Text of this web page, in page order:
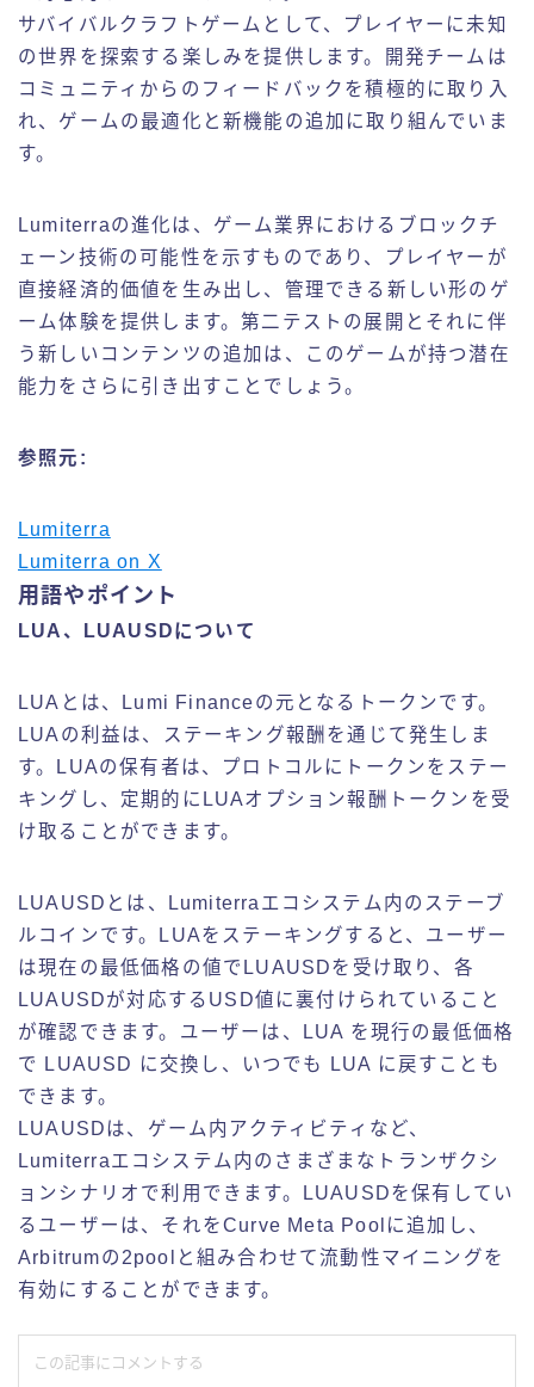
サバイバルクラフトゲームとして、プレイヤーに未知
の世界を探索する楽しみを提供します。開発チームは
コミュニティからのフィードバックを積極的に取り入
れ、ゲームの最適化と新機能の追加に取り組んでいま
す。
Lumiterraの進化は、ゲーム業界におけるブロックチ
ェーン技術の可能性を示すものであり、プレイヤーが
直接経済的価値を生み出し、管理できる新しい形のゲ
ーム体験を提供します。第二テストの展開とそれに伴
う新しいコンテンツの追加は、このゲームが持つ潜在
能力をさらに引き出すことでしょう。
参照元:
Lumiterra
Lumiterra on X
用語やポイント
LUA、LUAUSDについて
LUAとは、Lumi Financeの元となるトークンです。
LUAの利益は、ステーキング報酬を通じて発生しま
す。LUAの保有者は、プロトコルにトークンをステー
キングし、定期的にLUAオプション報酬トークンを受
け取ることができます。
LUAUSDとは、Lumiterraエコシステム内のステーブ
ルコインです。
LUAをステーキングすると、ユーザー
は現在の最低価格の値でLUAUSDを受け取り、各
LUAUSDが対応するUSD値に裏付けられていること
が確認できます。ユーザーは、LUA を現行の最低価格
で LUAUSD に交換し、いつでも LUA に戻すことも
できます。
LUAUSDは、ゲーム内アクティビティなど、
Lumiterraエコシステム内のさまざまなトランザクシ
ョンシナリオで利用できます。LUAUSDを保有してい
るユーザーは、それをCurve Meta Poolに追加し、
Arbitrumの2poolと組み合わせて流動性マイニングを
有効にすることができます。